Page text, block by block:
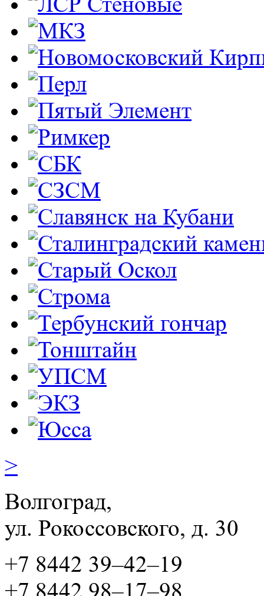
>
Волгоград,
ул. Рокосcовского, д. 30
+7 8442 39–42–19